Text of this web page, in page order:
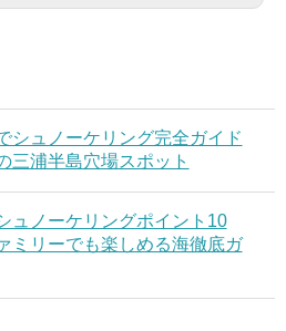
シュノーケリング完全ガイド
三浦半島穴場スポット
ュノーケリングポイント10
リーでも楽しめる海徹底ガ